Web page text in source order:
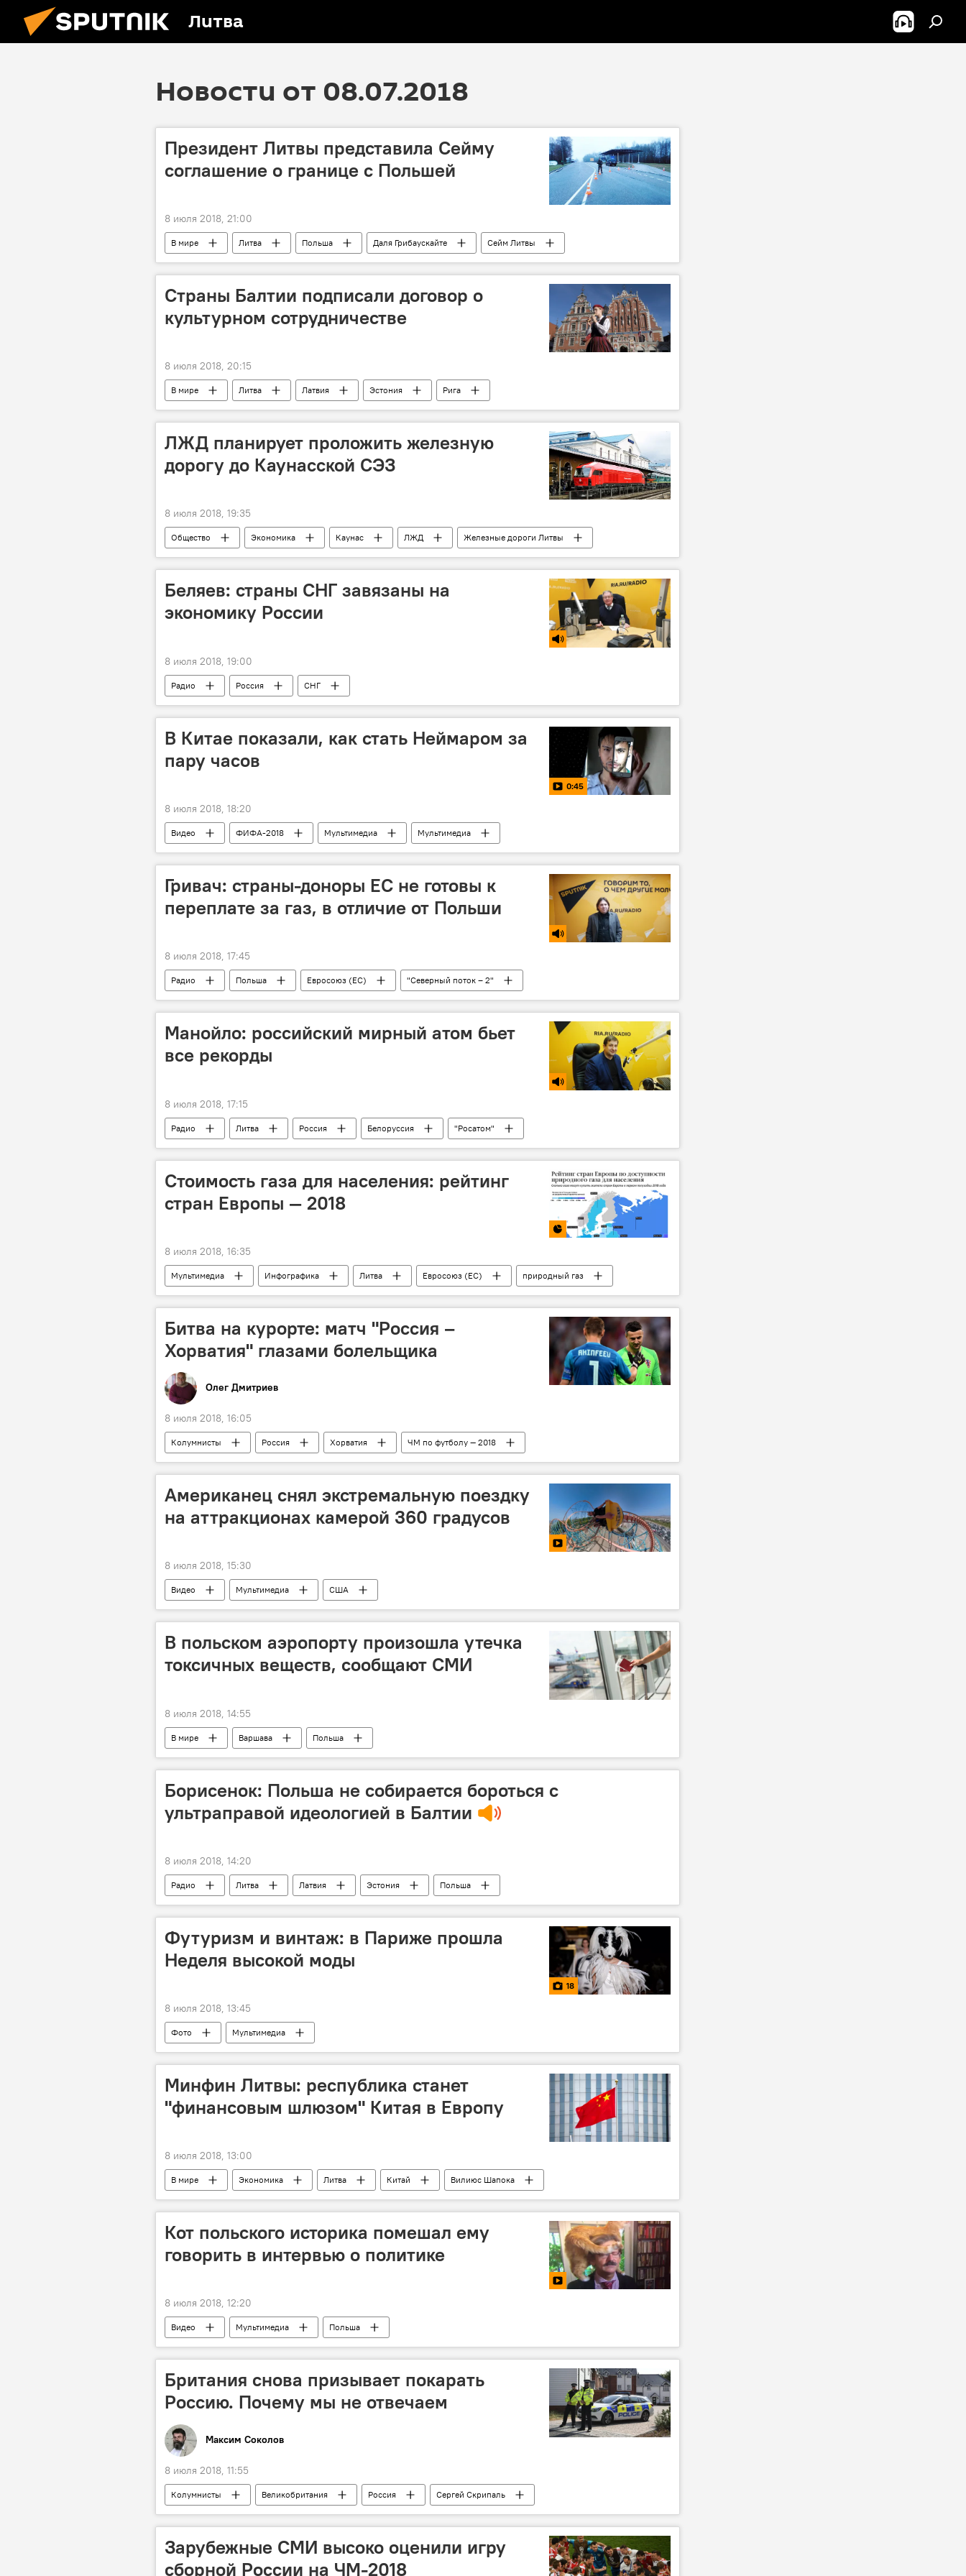
Литва
Новости от 08.07.2018
Президент Литвы представила Сейму
соглашение о границе с Польшей
8 июля 2018, 21:00
В мире Литва Польша Даля Грибаускайте Сейм Литвы
Страны Балтии подписали договор о
культурном сотрудничестве
8 июля 2018, 20:15
В мире Литва Латвия Эстония Рига
ЛЖД планирует проложить железную
дорогу до Каунасской СЭЗ
8 июля 2018, 19:35
Общество Экономика Каунас ЛЖД Железные дороги Литвы
Беляев: страны СНГ завязаны на
экономику России
8 июля 2018, 19:00
Радио Россия СНГ
В Китае показали, как стать Неймаром за
пару часов
0:45
8 июля 2018, 18:20
Видео ФИФА-2018 Мультимедиа
Мультимедиа
Лучшие видео о Чемпионате мира по футболу 2018 в России
Бразилия
Китай
Гривач: страны-доноры ЕС не готовы к
переплате за газ, в отличие от Польши
8 июля 2018, 17:45
Радио Польша Евросоюз (ЕС) "Северный поток – 2"
Манойло: российский мирный атом бьет
все рекорды
8 июля 2018, 17:15
Радио Литва Россия Белоруссия "Росатом"
Стоимость газа для населения: рейтинг
стран Европы — 2018
8 июля 2018, 16:35
Мультимедиа Инфографика Литва Евросоюз (ЕС)
природный газ
цены на газ
Битва на курорте: матч "Россия –
Хорватия" глазами болельщика
Олег Дмитриев
8 июля 2018, 16:05
Колумнисты Россия Хорватия ЧМ по футболу — 2018
Американец снял экстремальную поездку
на аттракционах камерой 360 градусов
8 июля 2018, 15:30
Видео Мультимедиа США
В польском аэропорту произошла утечка
токсичных веществ, сообщают СМИ
8 июля 2018, 14:55
В мире Варшава Польша
Борисенок: Польша не собирается бороться с
ультраправой идеологией в Балтии
8 июля 2018, 14:20
Радио Литва Латвия Эстония Польша
Футуризм и винтаж: в Париже прошла
Неделя высокой моды
18
8 июля 2018, 13:45
Фото Мультимедиа
Минфин Литвы: республика станет
"финансовым шлюзом" Китая в Европу
8 июля 2018, 13:00
В мире Экономика Литва Китай
Вилиюс Шапока
Министерство финансов
Кот польского историка помешал ему
говорить в интервью о политике
8 июля 2018, 12:20
Видео Мультимедиа Польша
Британия снова призывает покарать
Россию. Почему мы не отвечаем
Максим Соколов
8 июля 2018, 11:55
Колумнисты Великобритания Россия
Сергей Скрипаль
Юлия Скрипаль
Зарубежные СМИ высоко оценили игру
сборной России на ЧМ-2018